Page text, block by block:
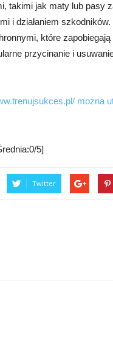
takimi jak maty lub pasy
i działaniem
które
przycinanie i
można
5]
Twitter